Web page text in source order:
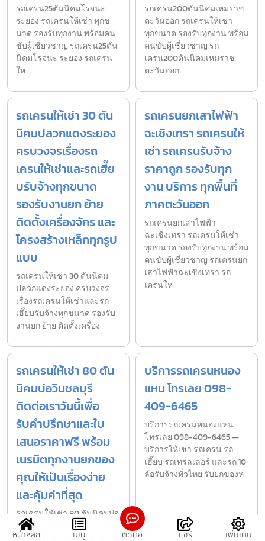
รถเครน25ตันนิคมโรจนะ
ระยอง รถเครนให้เช่า ทุกข
นาด รองรับทุกงาน พร้อมคน
ขับผู้เชี่ยวชาญ รถเครน25ตัน
นิคมโรจนะ ระยอง รถเครน
ให
รถเครน200ตันนิคมเหมราช
ตะวันออก รถเครนให้เช่า
ทุกขนาด รองรับทุกงาน พร้อม
คนขับผู้เชี่ยวชาญ รถ
เครน200ตันนิคมเหมราช
ตะวันออก
รถเครนให้เช่า 30 ตัน
นิคมปลวกแดงระยอง
ครบวงจรเรื่องรถ
เครนให้เช่าและรถเฮี๊ย
บรับจ้างทุกขนาด
รองรับงานยก ย้าย
ติดตั้งเครื่องจักร และ
โครงสร้างเหล็กทุกรูป
แบบ
รถเครนให้เช่า 30 ตันนิคม
ปลวกแดงระยอง ครบวงจร
เรื่องรถเครนให้เช่าและรถ
เฮี๊ยบรับจ้างทุกขนาด รองรับ
งานยก ย้าย ติดตั้งเครื่อง
รถเครนยกเสาไฟฟ้า
ฉะเชิงเทรา รถเครนให้
เช่า รถเครนรับจ้าง
ราคาถูก รองรับทุก
งาน บริการ ทุกพื้นที่
ภาคตะวันออก
รถเครนยกเสาไฟฟ้า
ฉะเชิงเทรา รถเครนให้เช่า
ทุกขนาด รองรับทุกงาน พร้อม
คนขับผู้เชี่ยวชาญ รถเครนยก
เสาไฟฟ้าฉะเชิงเทรา รถ
เครนให
รถเครนให้เช่า 80 ตัน
นิคมบ่อวินชลบุรี
ติดต่อเราวันนี้เพื่อ
รับคำปรึกษาและใบ
เสนอราคาฟรี พร้อม
เนรมิตทุกงานยกของ
คุณให้เป็นเรื่องง่าย
และคุ้มค่าที่สุด
รถเครนให้เช่า 80 ตันนิคมบ่อ
วินชลบุรี ติดต่อเราวันนี้เพื่อ
รับคำปรึกษาและใบเสนอ
บริการรถเครนหนอง
แหน โทรเลย 098-
409-6465
บริการรถเครนหนองแหน
โทรเลย 098-409-6465 —
บริการให้เช่า รถเครน รถ
เฮี๊ยบ รถเทรลเลอร์ และรถ 10
ล้อรับจ้างทั่วไทย รับยกของห
หน้าหลัก เมนู ติดต่อ แชร์ เพิ่มเติม